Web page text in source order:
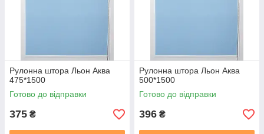
Рулонна штора Льон Аква
475*1500
Готово до відправки
375 ₴
Рулонна штора Льон Аква
500*1500
Готово до відправки
396 ₴